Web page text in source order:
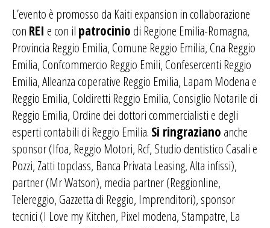
L’evento è promosso da Kaiti expansion in collaborazione
con REI e con il patrocinio di Regione Emilia-Romagna,
Provincia Reggio Emilia, Comune Reggio Emilia, Cna Reggio
Emilia, Confcommercio Reggio Emili, Confesercenti Reggio
Emilia, Alleanza coperative Reggio Emilia, Lapam Modena e
Reggio Emilia, Coldiretti Reggio Emilia, Consiglio Notarile di
Reggio Emilia, Ordine dei dottori commercialisti e degli
esperti contabili di Reggio Emilia. Si ringraziano anche
sponsor (Ifoa, Reggio Motori, Rcf, Studio dentistico Casali e
Pozzi, Zatti topclass, Banca Privata Leasing, Alta infissi),
partner (Mr Watson), media partner (Reggionline,
Telereggio, Gazzetta di Reggio, Imprenditori), sponsor
tecnici (I Love my Kitchen, Pixel modena, Stampatre, La